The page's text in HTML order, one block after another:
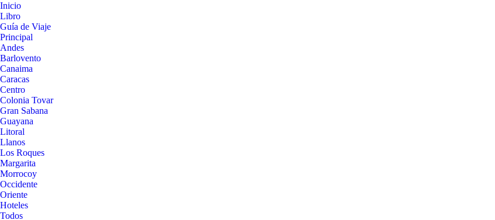
Inicio
Libro
Guía de Viaje
Principal
Andes
Barlovento
Canaima
Caracas
Centro
Colonia Tovar
Gran Sabana
Guayana
Litoral
Llanos
Los Roques
Margarita
Morrocoy
Occidente
Oriente
Hoteles
Todos